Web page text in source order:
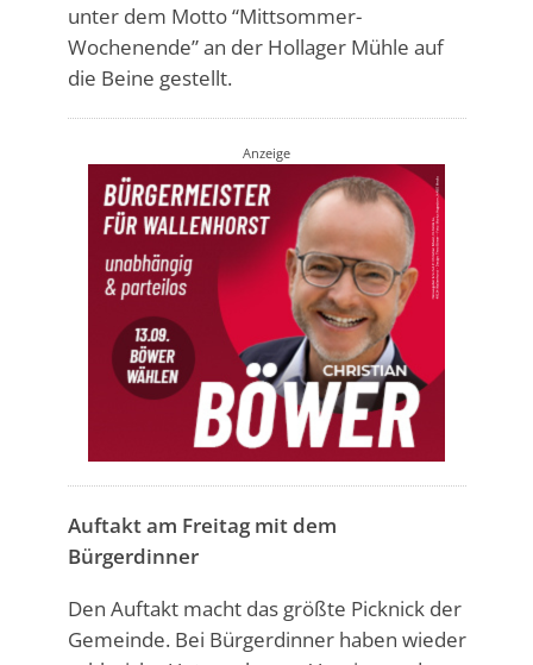
unter dem Motto “Mittsommer-
Wochenende” an der Hollager Mühle auf
die Beine gestellt.
Anzeige
Auftakt am Freitag mit dem
Bürgerdinner
Den Auftakt macht das größte Picknick der
Gemeinde. Bei Bürgerdinner haben wieder